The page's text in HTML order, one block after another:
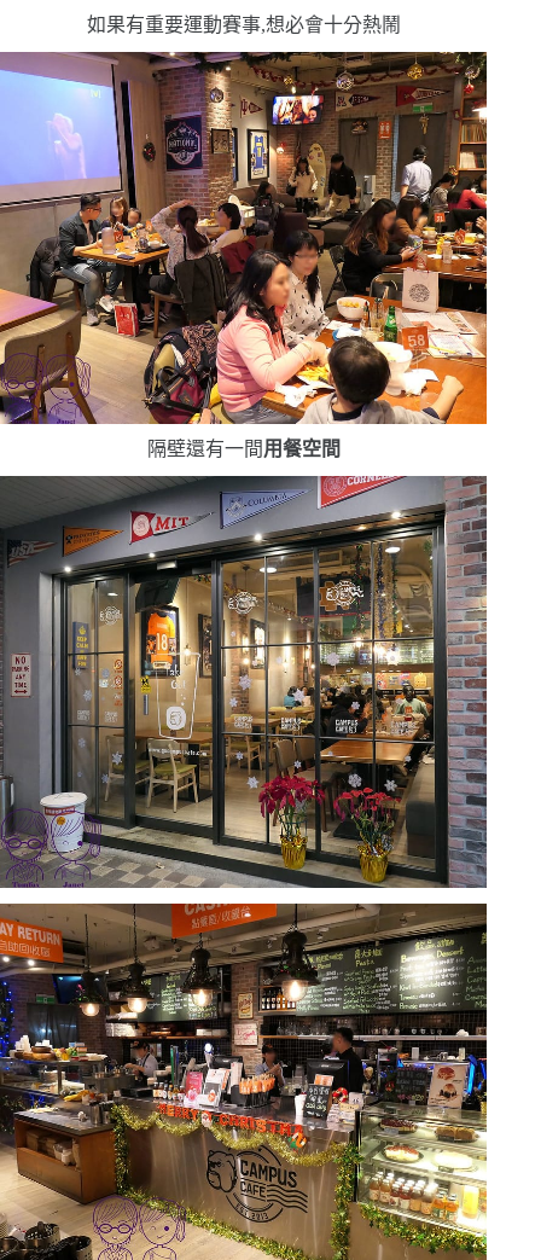
如果有重要運動賽事,想必會十分熱鬧
隔壁還有一間用餐空間